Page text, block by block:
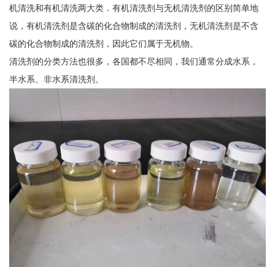
机清洗和有机清洗两大类．有机清洗剂与无机清洗剂的区别简单地
说，有机清洗剂是含碳的化合物制成的清洗剂，无机清洗剂是不含
碳的化合物制成的清洗剂，因此它们属于无机物。
清洗剂的分类方法也很多，各国都不尽相同，我们通常分成水系，
半水系、非水系清洗剂。